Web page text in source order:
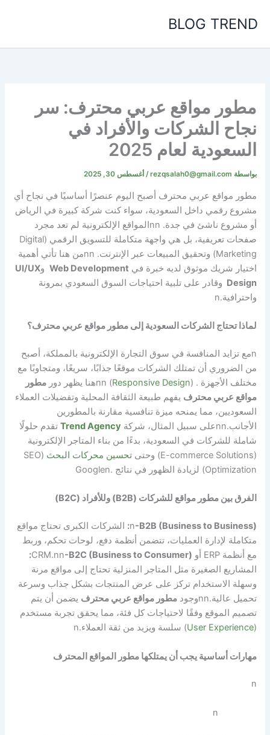
BLOG TREND
مطور مواقع عربي محترف: سر
نجاح الشركات والأفراد في
السعودية لعام 2025
بواسطة rezqsalah0@gmail.com
/ أغسطس 30, 2025
مطور مواقع عربي محترف أصبح اليوم عنصرًا أساسيًا في نجاح أي
مشروع رقمي داخل السعودية، سواء كنت شركة كبيرة في الرياض
أو مشروع ناشئ في جدة. nnالمواقع الإلكترونية لم تعد مجرد
صفحات تعريفية، بل هي واجهة متكاملة للتسويق الرقمي (Digital
Marketing) وتحقيق المبيعات عبر الإنترنت.
nnمن هنا تأتي أهمية
اختيار شريك موثوق لديه خبرة في Web Development وUI/UX
Design وقادر على تلبية احتياجات السوق السعودي بمرونة
واحترافية.n
لماذا تحتاج الشركات السعودية إلى مطور مواقع عربي محترف؟
nمع تزايد المنافسة في سوق التجارة الإلكترونية بالمملكة، أصبح
من الضروري أن تمتلك الشركات موقعًا جذابًا، سريعًا، ومتجاوبًا مع
مختلف الأجهزة . (Responsive Design
)
nnهنا يظهر دورمطور
مواقع عربي محترف يفهم طبيعة الثقافة المحلية وتفضيلات العملاء
السعوديين، مما يمنحه ميزة تنافسية مقارنة بالمطورين
الأجانب.nnعلى سبيل المثال، شركة Trend Agency تقدم حلولًا
شاملة للشركات في السعودية، بدءًا من بناء المتاجر الإلكترونية
(E-commerce Solutions) وحتى
تحسين محركات البحث
(SEO
Optimization) لزيادة الظهور في نتائج .Google
n
الفرق بين مطور مواقع للشركات (B2B) وللأفراد (B2C)
n-B2B (Business to Business):
الشركات الكبرى تحتاج مواقع
متكاملة لإدارة العمليات، تتضمن أنظمة دفع، لوحات تحكم، وربط
مع أنظمة ERP أو CRM.
nn-B2C (Business to Consumer):
المشاريع الصغيرة مثل المتاجر المنزلية تحتاج إلى مواقع مرنة
وسهلة الاستخدام تركز على عرض المنتجات بشكل جذاب وسرعة
تحميل عالية.nnوجودمطور مواقع عربي محترف يضمن أن يتم
تصميم الموقع وفقًا لاحتياجات كل فئة، مما يحقق تجربة مستخدم
(
User Experience) سلسة ويزيد من ثقة العملاء.n
مهارات أساسية يجب أن يمتلكها مطور المواقع المحترف
n
n